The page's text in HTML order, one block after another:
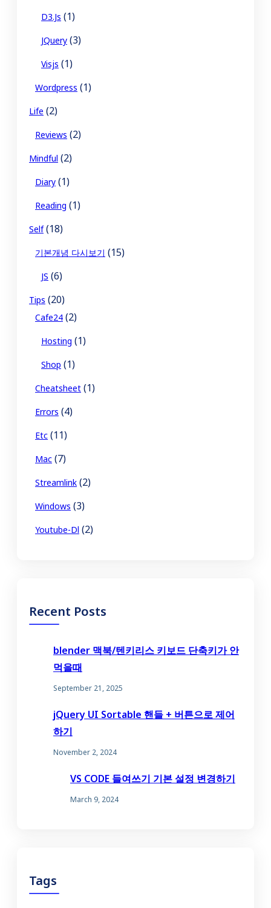
D3.js (1)
JQuery (3)
Visjs (1)
Wordpress (1)
Life (2)
Reviews (2)
Mindful (2)
Diary (1)
Reading (1)
Self(18)
기본개념 다시보기 (15)
JS (6)
Tips (20)
Cafe24 (2)
Hosting (1)
Shop (1)
Cheatsheet (1)
Errors (4)
Etc (11)
Mac (7)
Streamlink (2)
Windows (3)
Youtube-Dl (2)
Recent Posts
blender 맥북/텐키리스 키보드 단축키가 안
먹을때
September 21, 2025
jQuery UI Sortable 핸들 + 버튼으로 제어
하기
November 2, 2024
VS CODE 들여쓰기 기본 설정 변경하기
March 9, 2024
Tags